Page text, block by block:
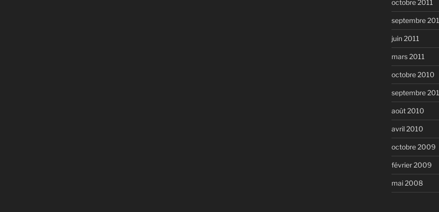
octobre 2011
septembre
juin 2011
mars 2011
octobre 2010
septembre
août 2010
avril 2010
octobre 2009
février 2009
mai 2008